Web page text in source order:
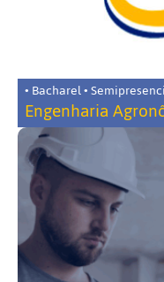
• Bacharel •
Engenharia